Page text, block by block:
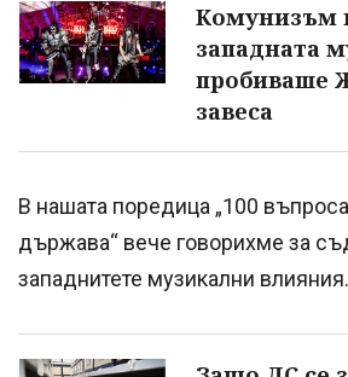
Комунизъм
западната
пробиваше
завеса
В нашата поредица „100 въпроса
държава“ вече говорихме за
западнитете музикални влияния.